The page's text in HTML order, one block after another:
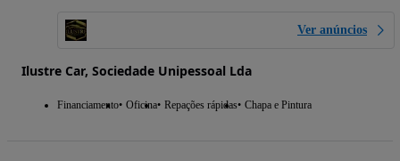
Ver anúncios
Ilustre Car, Sociedade Unipessoal Lda
Financiamento Oficina Repações rápidas Chapa e Pintura